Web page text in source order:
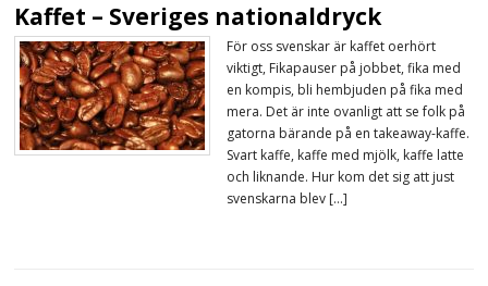
Kaffet – Sveriges nationaldryck
För oss svenskar är kaffet oerhört
viktigt, Fikapauser på jobbet, fika med
en kompis, bli hembjuden på fika med
mera. Det är inte ovanligt att se folk på
gatorna bärande på en takeaway-kaffe.
Svart kaffe, kaffe med mjölk, kaffe latte
och liknande. Hur kom det sig att just
svenskarna blev […]